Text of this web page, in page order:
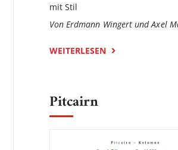
mit Stil
Von Erdmann Wingert und Axel
WEITERLESEN
Pitcairn